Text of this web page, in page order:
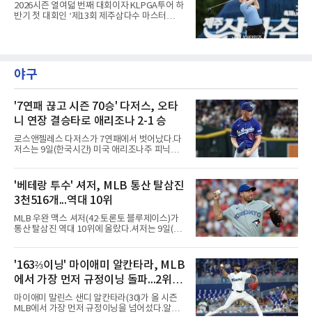
2026시즌 열여덟 번째 대회이자 KLPGA투어 하
반기 첫 대회인 ‘제13회 제주삼다수 마스터
홀에서 경기하고 있다.
야구
'7연패 끊고 시즌 70승' 다저스, 오타
니 연장 결승타로 애리조나 2-1 승
로스앤젤레스 다저스가 7연패에서 벗어났다.다
저스는 9일(한국시간) 미국 애리조나주 피닉스
아몬드백스전에서 2-1로 이겼다. 8회 카일 터커
의 솔로 홈런으로 앞섰으나 9회말 마무리 에드
윈 디아스가 헤랄도 페르도모와 코빈 캐럴에게
연속 3루타를 맞고 동점을 허용했다.수술과 재
활을 마치고 지난달 30일 복귀한 디아스는 전날
끝내기 역전 홈런에 이어 이틀 연속 무너졌다. 다
만 무사 3루를 실점 없이 넘겨 경기는 연장으로
이어가 1사 1, 3루에서 병살타를 유도했다.시즌
70승 47패가 된 다저스는 지구
'베테랑 투수' 셔저, MLB 통산 탈삼진
3천516개...역대 10위
MLB 우완 맥스 셔저(42·토론토 블루제이스)가
통산 탈삼진 역대 10위에 올랐다.셔저는 9일(한
서 열린 필라델피아 필리스와의 원정 경기에 선
발 등판해 5⅓이닝 4탈삼진을 기록, 통산 3천
516개를 쌓아 월터 존슨(3천515개)을 1개 차로
제쳤다.이 부문 1위는 놀런 라이언(5천714개)이
며 랜디 존슨(4천875개), 로저 클레먼스(4천672
개), 스티브 칼턴(4천136개)이 뒤를 잇는다.현역
중에서는 올 시즌 후 은퇴하는 통산 8위 저스틴
'163⅔이닝' 마이애미 알칸타라, MLB
에서 가장 먼저 규정이닝 돌파...2위와
14이닝 차
마이애미 말린스 샌디 알칸타라(30)가 올 시즌
MLB에서 가장 먼저 규정이닝을 넘어섰다.알칸